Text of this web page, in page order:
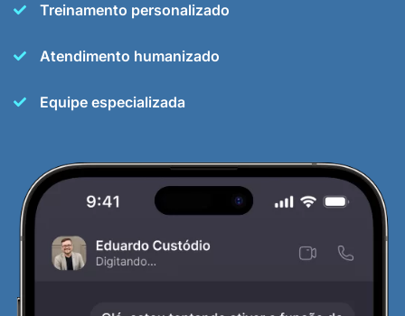
Treinamento personalizado
Atendimento humanizado
Equipe especializada